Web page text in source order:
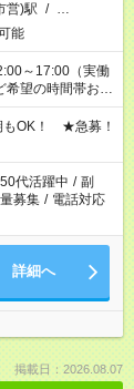
営)駅 / …
能
～17:00（実働
ますので、ご安
もOK！ ★急募！
代活躍中 / 副
募集 / 電話対応
詳細へ
掲載日：2026.08.07